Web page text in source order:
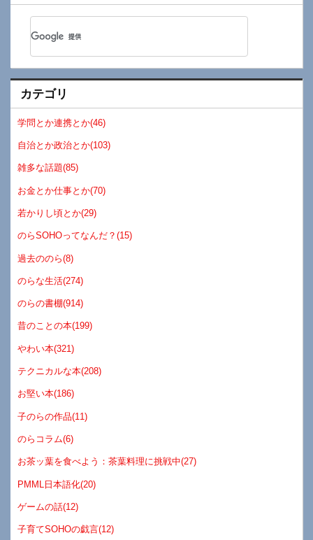
カテゴリ
学問とか連携とか(46)
自治とか政治とか(103)
雑多な話題(85)
お金とか仕事とか(70)
若かりし頃とか(29)
のらSOHOってなんだ？(15)
過去ののら(8)
のらな生活(274)
のらの書棚(914)
昔のことの本(199)
やわい本(321)
テクニカルな本(208)
お堅い本(186)
子のらの作品(11)
のらコラム(6)
お茶ッ葉を食べよう：茶葉料理に挑戦中(27)
PMML日本語化(20)
ゲームの話(12)
子育てSOHOの戯言(12)